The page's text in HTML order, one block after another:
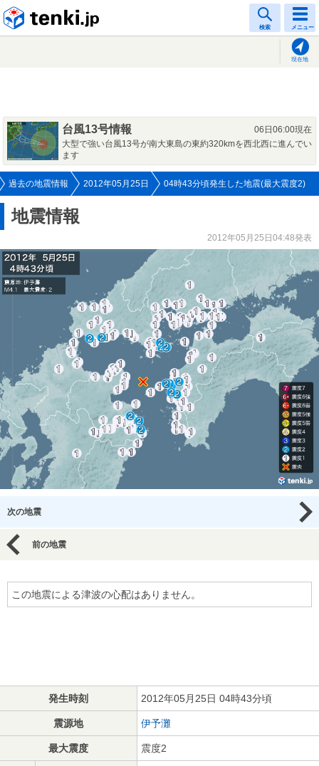
検索 メニュー
現在地
台風13号情報
06日06:00現在
大型で強い台風13号が南大東島の東約320kmを西北西に進んでい
ます
過去の地震情報 2012年05月25日 04時43分頃発生した地震(最大震度2)
地震情報
2012年05月25日04:48発表
次の地震
前の地震
この地震による津波の心配はありません。
発生時刻 2012年05月25日 04時43分頃
震源地 伊予灘
最大震度 震度2